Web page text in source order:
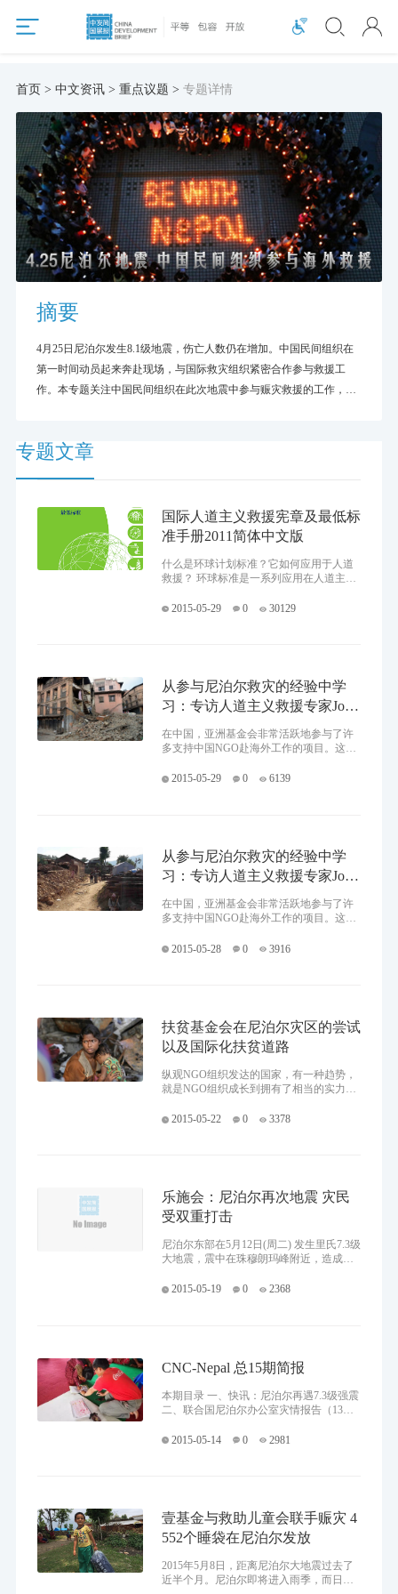
首页 > 中文资讯 > 重点议题 > 专题详情
摘要
4月25日尼泊尔发生8.1级地震，伤亡人数仍在增加。中国民间组织在
第一时间动员起来奔赴现场，与国际救灾组织紧密合作参与救援工
作。本专题关注中国民间组织在此次地震中参与赈灾救援的工作，以
专题文章
国际人道主义救援宪章及最低标
准手册2011简体中文版
什么是环球计划标准？它如何应用于人道
救援？ 环球标准是一系列应用在人道主义
用，但采纳和执行环球标准仍然是自愿
2015-05-29 0 30129
从参与尼泊尔救灾的经验中学
习：专访人道主义救援专家Jock
Baker（2）
在中国，亚洲基金会非常活跃地参与了许
多支持中国NGO赴海外工作的项目。这些
上一直稳步增长的中国基金会，相信对国
2015-05-29 0 6139
从参与尼泊尔救灾的经验中学
习：专访人道主义救援专家Jock
Baker（1）
在中国，亚洲基金会非常活跃地参与了许
多支持中国NGO赴海外工作的项目。这些
上一直稳步增长的中国基金会，相信对国
2015-05-28 0 3916
扶贫基金会在尼泊尔灾区的尝试
以及国际化扶贫道路
纵观NGO组织发达的国家，有一种趋势，
就是NGO组织成长到拥有了相当的实力，
际化路线。在国际舞台上活跃着很多这样
2015-05-22 0 3378
乐施会：尼泊尔再次地震 灾民
受双重打击
尼泊尔东部在5月12日(周二) 发生里氏7.3级
大地震，震中在珠穆朗玛峰附近，造成超
星期前该国发生造成逾8,000人死亡的大地
2015-05-19 0 2368
CNC-Nepal 总15期简报
本期目录 一、快讯：尼泊尔再遇7.3级强震
二、联合国尼泊尔办公室灾情报告（13
2015-05-14 0 2981
壹基金与救助儿童会联手赈灾 4
552个睡袋在尼泊尔发放
2015年5月8日，距离尼泊尔大地震过去了
近半个月。尼泊尔即将进入雨季，而日喀